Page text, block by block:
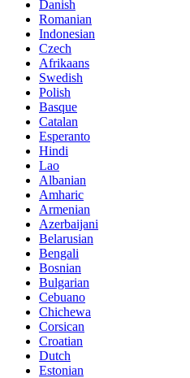
Danish
Romanian
Indonesian
Czech
Afrikaans
Swedish
Polish
Basque
Catalan
Esperanto
Hindi
Lao
Albanian
Amharic
Armenian
Azerbaijani
Belarusian
Bengali
Bosnian
Bulgarian
Cebuano
Chichewa
Corsican
Croatian
Dutch
Estonian